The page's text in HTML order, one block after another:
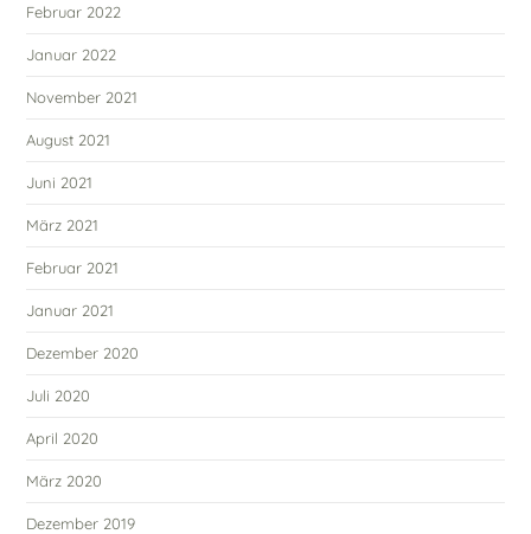
Februar 2022
Januar 2022
November 2021
August 2021
Juni 2021
März 2021
Februar 2021
Januar 2021
Dezember 2020
Juli 2020
April 2020
März 2020
Dezember 2019